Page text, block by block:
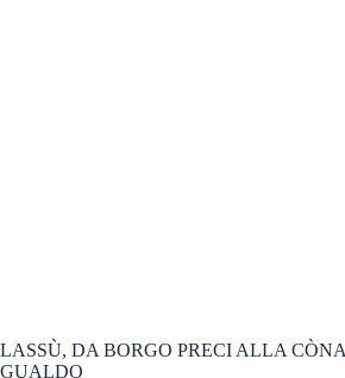
LASSÙ, DA BORGO PRECI ALLA
GUALDO